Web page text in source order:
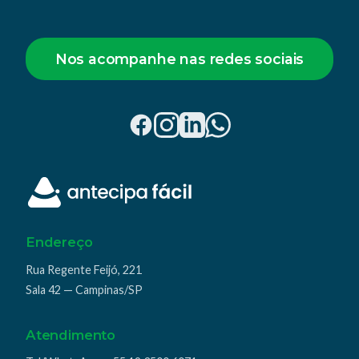
Nos acompanhe nas redes sociais
Endereço
Rua Regente Feijó, 221
Sala 42 — Campinas/SP
Atendimento